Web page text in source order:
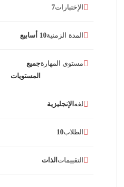
الإختبارات7
المدة الزمنية10 أسابيع
مستوى المهارةجميع
المستويات
لغة الإنجليزية
الطلاب10
التقييمات الذات